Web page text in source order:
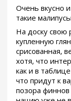
Очень вкусно
такие
На доску свою
купленную
срисованная,
хотя, что
как и в
что придут к
позора финнов